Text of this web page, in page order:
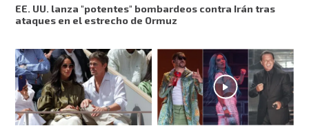
EE. UU. lanza "potentes" bombardeos contra Irán tras
ataques en el estrecho de Ormuz